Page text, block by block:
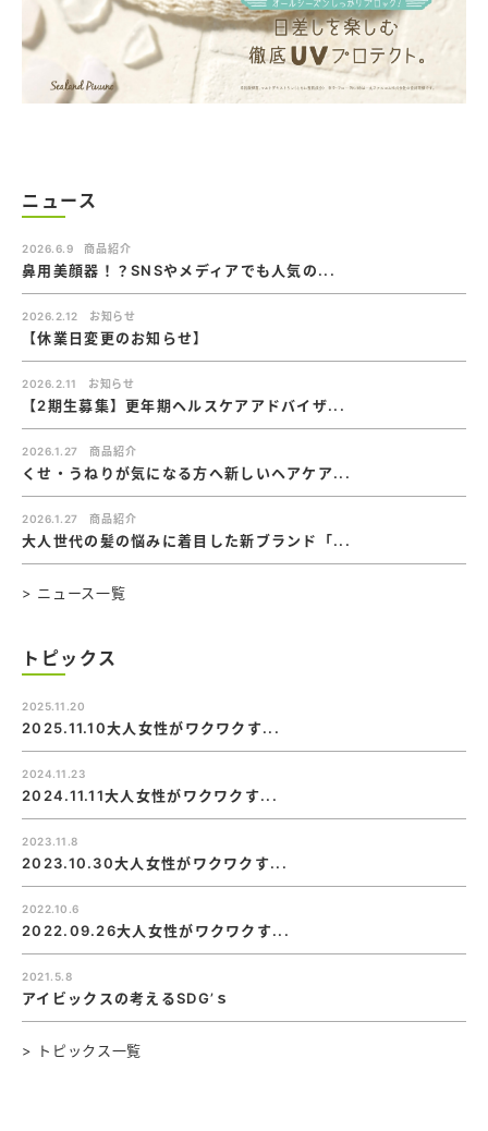
ニュース
2026.6.9 商品紹介
鼻用美顔器！？SNSやメディアでも人気の...
2026.2.12 お知らせ
【休業日変更のお知らせ】
2026.2.11 お知らせ
【2期生募集】更年期ヘルスケアアドバイザ...
2026.1.27 商品紹介
くせ・うねりが気になる方へ新しいヘアケア...
2026.1.27 商品紹介
大人世代の髪の悩みに着目した新ブランド「...
> ニュース一覧
トピックス
2025.11.20
2025.11.10大人女性がワクワクす...
2024.11.23
2024.11.11大人女性がワクワクす...
2023.11.8
2023.10.30大人女性がワクワクす...
2022.10.6
2022.09.26大人女性がワクワクす...
2021.5.8
アイビックスの考えるSDG’ｓ
> トピックス一覧